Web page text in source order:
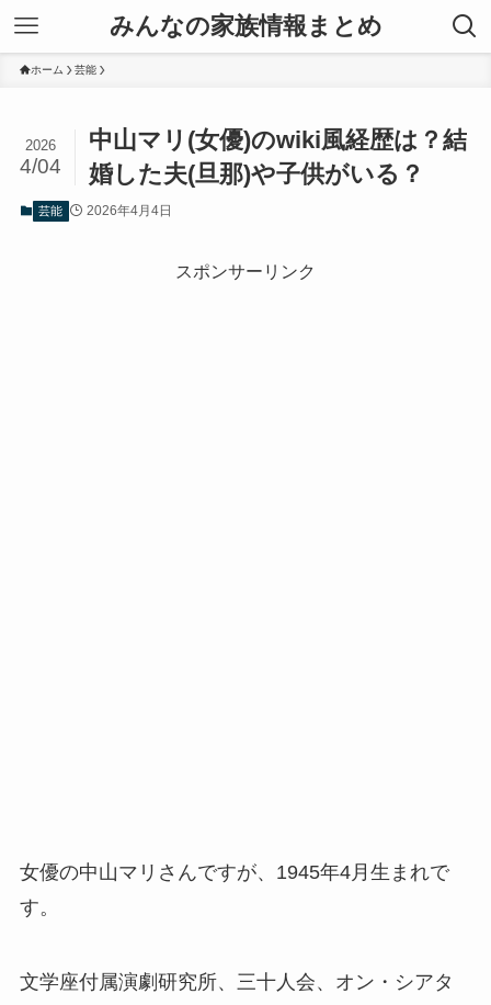
みんなの家族情報まとめ
ホーム 芸能
中山マリ(女優)のwiki風経歴は？結
婚した夫(旦那)や子供がいる？
2026
4/04
芸能 2026年4月4日
スポンサーリンク
女優の中山マリさんですが、1945年4月生まれで
す。
文学座付属演劇研究所、三十人会、オン・シアタ